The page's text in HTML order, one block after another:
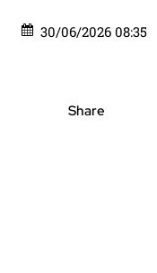
30/06/2026 08:35
Share